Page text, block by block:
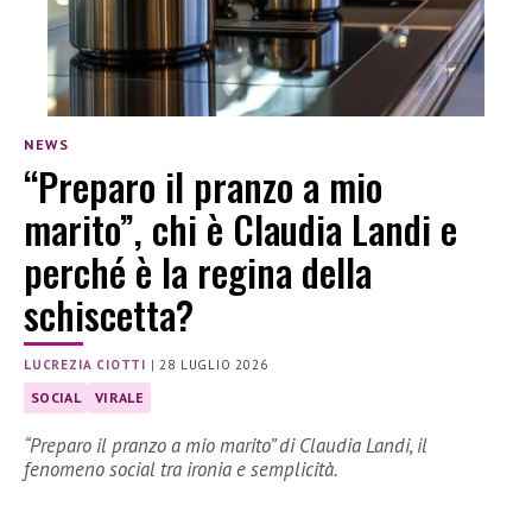
NEWS
“Preparo il pranzo a mio
marito”, chi è Claudia Landi e
perché è la regina della
schiscetta?
LUCREZIA CIOTTI |28 LUGLIO 2026
SOCIAL VIRALE
“Preparo il pranzo a mio marito” di Claudia Landi, il
fenomeno social tra ironia e semplicità.